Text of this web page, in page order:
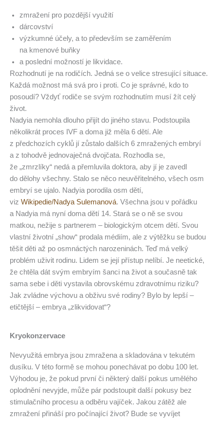
zmražení pro pozdější využití
dárcovství
výzkumné účely, a to především se zaměřením
na kmenové buňky
a poslední možností je likvidace.
Rozhodnutí je na rodičích. Jedná se o velice stresující situace.
Každá možnost má svá pro i proti. Co je správné, kdo to
posoudí? Vždyť rodiče se svým rozhodnutím musí žít celý
život.
Nadyia nemohla dlouho přijít do jiného stavu. Podstoupila
několikrát proces IVF a doma již měla 6 dětí. Ale
z předchozích cyklů jí zůstalo dalších 6 zmražených embryí
a z tohodvě jednovaječná dvojčata. Rozhodla se,
že „zmrzlíky“ nedá a přemluvila doktora, aby jí je zavedl
do dělohy všechny. Stalo se něco neuvěřitelného, všech osm
embryí se ujalo. Nadyia porodila osm dětí,
viz Wikipedie/Nadya Sulemanová. Všechna jsou v pořádku
a Nadyia má nyní doma dětí 14. Stará se o ně se svou
matkou, nežije s partnerem – biologickým otcem dětí. Svou
vlastní životní „show“ prodala médiím, ale z výtěžku se budou
těšit děti až po osmnáctých narozeninách. Teď má velký
problém uživit rodinu. Lidem se její přístup nelíbí. Je neetické,
že chtěla dát svým embryím šanci na život a současně tak
sama sebe i děti vystavila obrovskému zdravotnímu riziku?
Jak zvládne výchovu a obživu své rodiny? Bylo by lepší –
etičtější – embrya „zlikvidovat“?
Kryokonzervace
Nevyužitá embrya jsou zmražena a skladována v tekutém
dusíku. V této formě se mohou ponechávat po dobu 100 let.
Výhodou je, že pokud první či některý další pokus umělého
oplodnění nevyjde, může pár podstoupit další pokusy bez
stimulačního procesu a odběru vajíček. Jakou zátěž ale
zmražení přináší pro počínající život? Bude se vyvíjet